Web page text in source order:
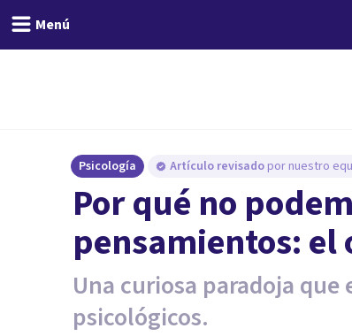
Menú
Psicología Artículo revisado por nuestro
Por qué no
pensamientos: el
Una curiosa paradoja que
psicológicos.